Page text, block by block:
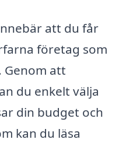
att du får
företag som
Genom att
du enkelt välja
din budget och
kan du läsa